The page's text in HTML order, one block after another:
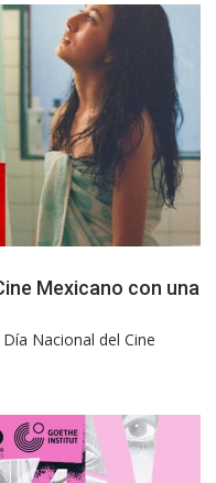
Mexicano con una
Nacional del Cine